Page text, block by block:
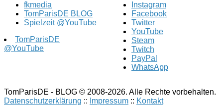
fkmedia
TomParisDE BLOG
Spielzeit @YouTube
TomParisDE
@YouTube
Instagram
Facebook
Twitter
YouTube
Steam
Twitch
PayPal
WhatsApp
TomParisDE - BLOG © 2008-2026. Alle Rechte vorbehalten.
Datenschutzerklärung :: Impressum :: Kontakt